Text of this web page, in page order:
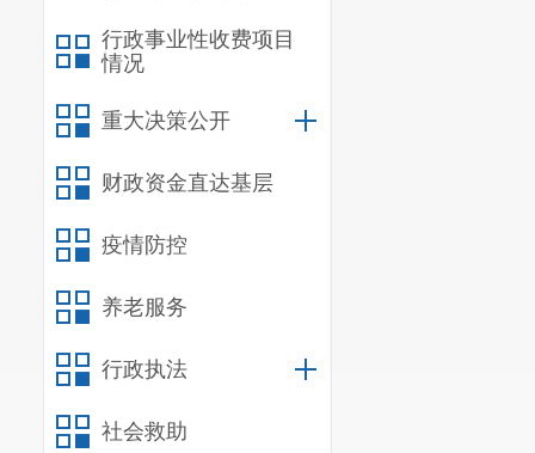
行政事业性收费项目
情况
重大决策公开
财政资金直达基层
疫情防控
养老服务
行政执法
社会救助